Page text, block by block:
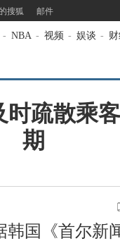
搜狐 邮件
- NBA - 视频 - 娱谈 -
疏散乘
期
国《首尔新